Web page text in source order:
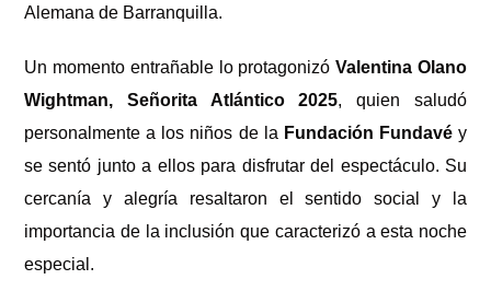
Alemana de Barranquilla.
Un momento entrañable lo protagonizóValentina Olano
Wightman, Señorita Atlántico 2025, quien saludó
personalmente a los niños de la Fundación Fundavéy
se sentó junto a ellos para disfrutar del espectáculo. Su
cercanía y alegría resaltaron el sentido social y la
importancia de la inclusión que caracterizó a esta noche
especial.